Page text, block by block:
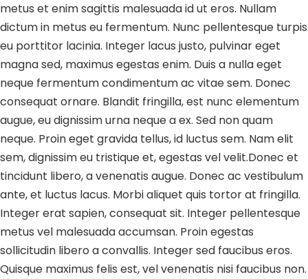
metus et enim sagittis malesuada id ut eros. Nullam
dictum in metus eu fermentum. Nunc pellentesque turpis
eu porttitor lacinia. Integer lacus justo, pulvinar eget
magna sed, maximus egestas enim. Duis a nulla eget
neque fermentum condimentum ac vitae sem. Donec
consequat ornare. Blandit fringilla, est nunc elementum
augue, eu dignissim urna neque a ex. Sed non quam
neque. Proin eget gravida tellus, id luctus sem. Nam elit
sem, dignissim eu tristique et, egestas vel velit.Donec et
tincidunt libero, a venenatis augue. Donec ac vestibulum
ante, et luctus lacus. Morbi aliquet quis tortor at fringilla.
Integer erat sapien, consequat sit. Integer pellentesque
metus vel malesuada accumsan. Proin egestas
sollicitudin libero a convallis. Integer sed faucibus eros.
Quisque maximus felis est, vel venenatis nisi faucibus non.